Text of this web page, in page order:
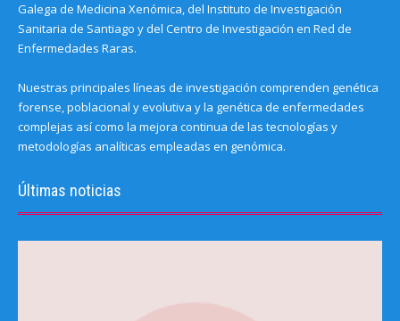
Galega de Medicina Xenómica, del Instituto de Investigación
Sanitaria de Santiago y del Centro de Investigación en Red de
Enfermedades Raras.
Nuestras principales líneas de investigación comprenden genética
forense, poblacional y evolutiva y la genética de enfermedades
complejas así como la mejora continua de las tecnologías y
metodologías analíticas empleadas en genómica.
Últimas noticias